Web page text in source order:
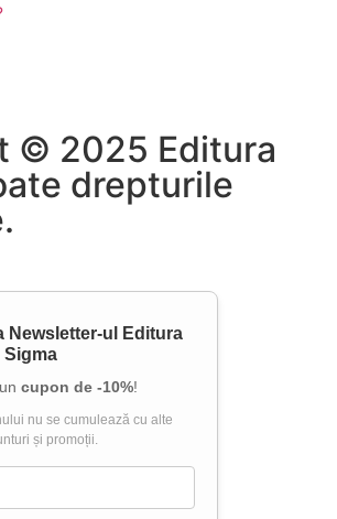
© 2025 Editura
drepturile
Newsletter-ul Editura
Sigma
cupon de -10%!
nu se cumulează cu alte
și promoții.